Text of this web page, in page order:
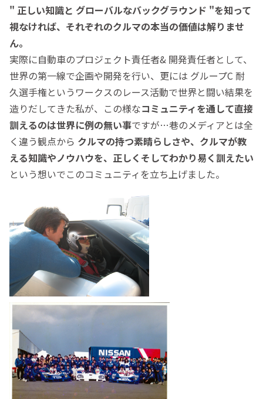
" 正しい知識と グローバルなバックグラウンド "を知って
視なければ、それぞれのクルマの本当の価値は解りませ
ん。
実際に自動車のプロジェクト責任者& 開発責任者として、
世界の第一線で企画や開発を行い、更には グループC 耐
久選手権というワークスのレース活動で世界と闘い結果を
造りだしてきた私が、この様なコミュニティを通して直接
訓えるのは世界に例の無い事ですが…巷のメディアとは全
く違う観点から クルマの持つ素晴らしさや、クルマが教
える知識やノウハウを、正しくそしてわかり易く訓えたい
という想いでこのコミュニティを立ち上げました。